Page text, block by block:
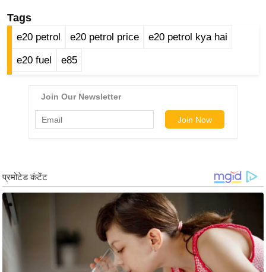
र्य
ट
स्थ
त्रा
रि
ले
श
Tags
e20 petrol e20 petrol price e20 petrol kya hai
e20 fuel e85